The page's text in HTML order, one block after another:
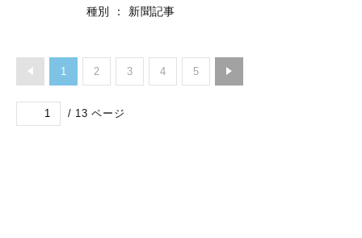
種別
： 新聞記事
1 2 3 4 5
/ 13 ページ